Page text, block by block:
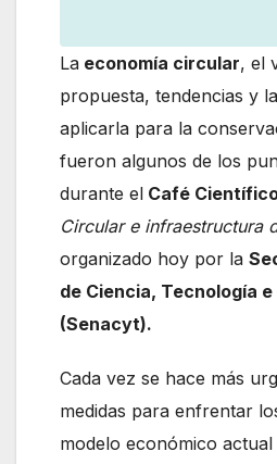
La economía circular, el
propuesta, tendencias y
aplicarla para la
fueron algunos de los
durante el Café
Circular e infraestructura
organizado hoy por la
de Ciencia, Tecnología
(Senacyt).
Cada vez se hace más
medidas para enfrentar
modelo económico